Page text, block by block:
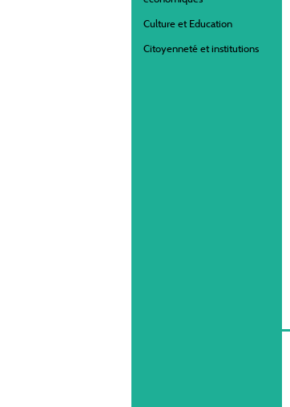
Culture et Education
Citoyenneté et institutions